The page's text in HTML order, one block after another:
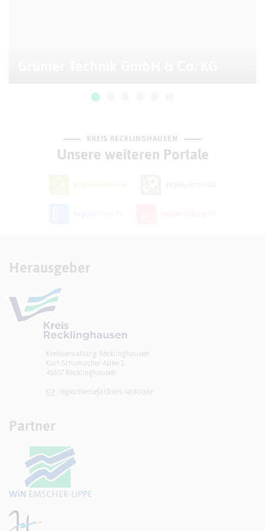
KREIS RECKLINGHAUSEN
Unsere weiteren Portale
Herausgeber
Kreisverwaltung Recklinghausen
Kurt-Schumacher-Allee 1
45657 Recklinghausen
regiochemie[at]​kreis-re(dot)de
Partner